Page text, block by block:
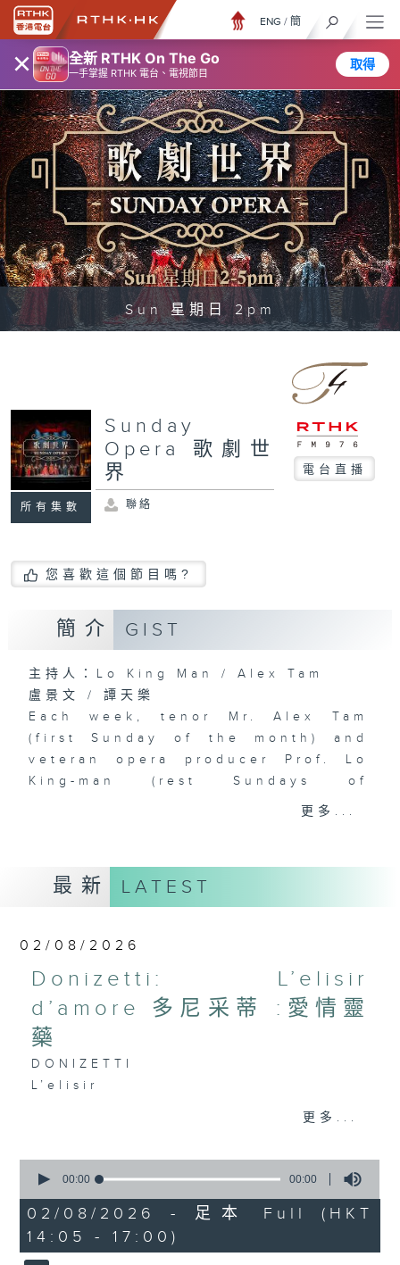
× 全新 RTHK On The Go
一手掌握 RTHK 電台、電視節目
取得
ENG / 簡
Sun 星期日 2pm
所有集數
Sunday
Opera 歌劇世
界
電台直播
聯絡
您喜歡這個節目嗎?
簡介 GIST
主持人：Lo King Man / Alex Tam
盧景文 / 譚天樂
Each week, tenor Mr. Alex Tam
(first Sunday of the month) and
veteran opera producer Prof. Lo
King-man (rest Sundays of
the month) will present you with
每星期，男高音譚天樂先生 ( 每月首星期日
) 和資深歌劇監製盧景文教授 ( 餘下星期日
) ，為你精選一套歌劇精品！
更多...
最新 LATEST
02/08/2026
Donizetti: L’elisir
d’amore 多尼采蒂 :愛情靈
藥
DONIZETTI
L’elisir
Nemorino: Luciano Pavarotti
Belcore: Dominic Cossa (baritone)
Dulcamara: Spiro Malas (bass)
Giannetta: Maria Casula (soprano)
更多...
seconds
0
seconds
00:00 00:00
02/08/2026 - 足本 Full (HKT
14:05 - 17:00)